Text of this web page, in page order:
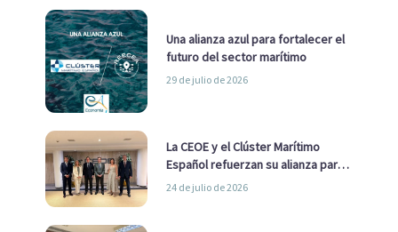
Una alianza azul para fortalecer el
futuro del sector marítimo
29 de julio de 2026
La CEOE y el Clúster Marítimo
Español refuerzan su alianza para
impulsar una estrategia Nacional
24 de julio de 2026